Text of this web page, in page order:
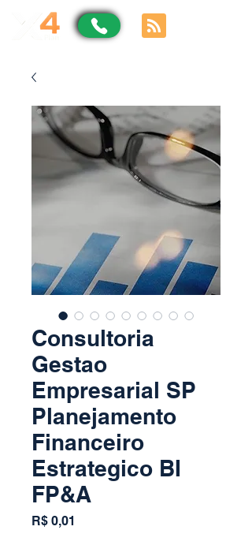
Consultoria
Gestao
Empresarial SP
Planejamento
Financeiro
Estrategico BI
FP&A
R$ 0,01